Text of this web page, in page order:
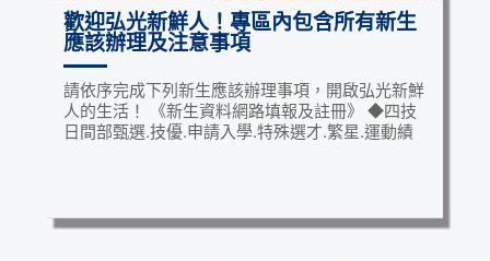
歡迎弘光新鮮人！專區內包含所有新生
應該辦理及注意事項
請依序完成下列新生應該辦理事項，開啟弘光新鮮
人的生活！ 《新生資料網路填報及註冊》 ◆四技
日間部甄選.技優.申請入學.特殊選才.繁星.運動績